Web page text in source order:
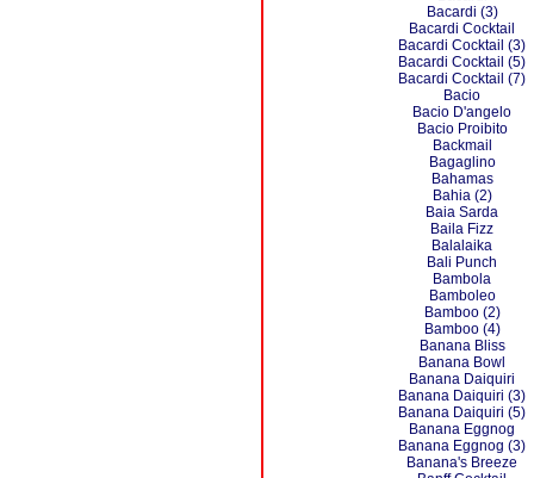
Bacardi (3)
Bacardi Cocktail
Bacardi Cocktail (3)
Bacardi Cocktail (5)
Bacardi Cocktail (7)
Bacio
Bacio D'angelo
Bacio Proibito
Backmail
Bagaglino
Bahamas
Bahia (2)
Baia Sarda
Baila Fizz
Balalaika
Bali Punch
Bambola
Bamboleo
Bamboo (2)
Bamboo (4)
Banana Bliss
Banana Bowl
Banana Daiquiri
Banana Daiquiri (3)
Banana Daiquiri (5)
Banana Eggnog
Banana Eggnog (3)
Banana's Breeze